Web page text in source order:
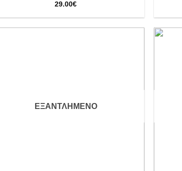
29.00€
ΕΞΑΝΤΛΗΜΈΝΟ